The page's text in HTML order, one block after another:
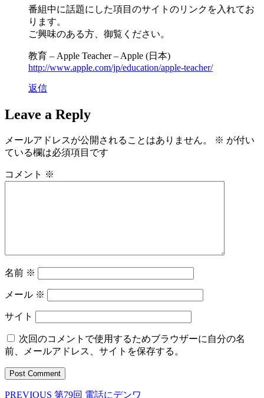
番組中に話題にした項目のサイトのリンクを入れてお
ります。
ご興味のある方、御覧ください。
教育 – Apple Teacher – Apple (日本)
http://www.apple.com/jp/education/apple-teacher/
返信
Leave a Reply
メールアドレスが公開されることはありません。 ※ が付い
ている欄は必須項目です
コメント ※
名前 ※
メール ※
サイト
次回のコメントで使用するためブラウザーに自分の名
前、メールアドレス、サイトを保存する。
PREVIOUS Previous
第79回 電話にデンワ